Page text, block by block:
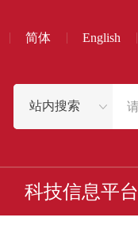
简体 English
科技信息平台